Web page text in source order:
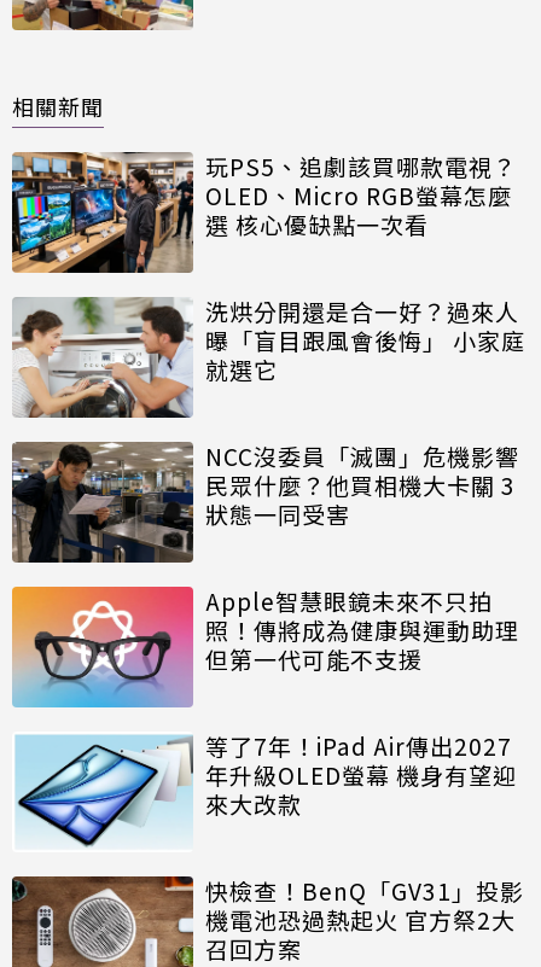
相關新聞
玩PS5、追劇該買哪款電視？
OLED、Micro RGB螢幕怎麼
選 核心優缺點一次看
洗烘分開還是合一好？過來人
曝「盲目跟風會後悔」 小家庭
就選它
NCC沒委員「滅團」危機影響
民眾什麼？他買相機大卡關 3
狀態一同受害
Apple智慧眼鏡未來不只拍
照！傳將成為健康與運動助理
但第一代可能不支援
等了7年！iPad Air傳出2027
年升級OLED螢幕 機身有望迎
來大改款
快檢查！BenQ「GV31」投影
機電池恐過熱起火 官方祭2大
召回方案